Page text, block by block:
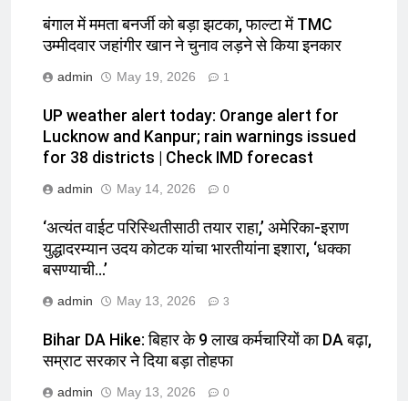
बंगाल में ममता बनर्जी को बड़ा झटका, फाल्टा में TMC
उम्मीदवार जहांगीर खान ने चुनाव लड़ने से किया इनकार
admin May 19, 2026 1
UP weather alert today: Orange alert for
Lucknow and Kanpur; rain warnings issued
for 38 districts | Check IMD forecast
admin May 14, 2026 0
‘अत्यंत वाईट परिस्थितीसाठी तयार राहा,’ अमेरिका-इराण
युद्धादरम्यान उदय कोटक यांचा भारतीयांना इशारा, ‘धक्का
बसण्याची…’
admin May 13, 2026 3
Bihar DA Hike: बिहार के 9 लाख कर्मचारियों का DA बढ़ा,
सम्राट सरकार ने दिया बड़ा तोहफा
admin May 13, 2026 0